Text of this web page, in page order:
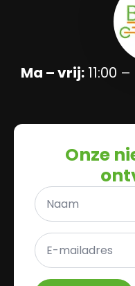
Ma – vrij:11:00 –
Onze
Naam
E-
mailadres
*